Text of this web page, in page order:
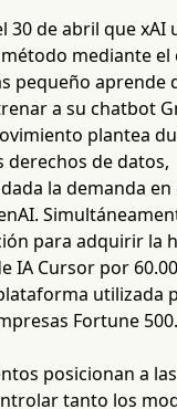
30 de abril que xAI
mediante el
pequeño aprende
a su chatbot
plantea
derechos de datos,
la demanda en
para adquirir la
IA Cursor por
utilizada
Fortune 500.
posicionan a
tanto los